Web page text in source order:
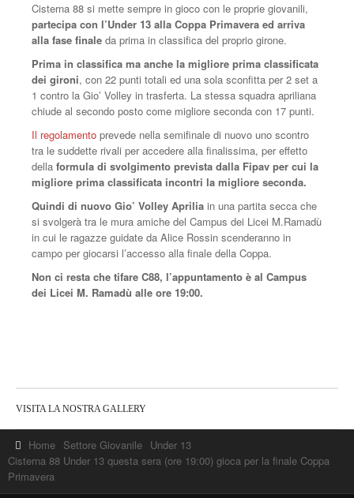
Cisterna 88 si mette sempre in gioco con le proprie giovanili,
partecipa con l’Under 13 alla Coppa Primavera ed arriva
alla fase finale da prima in classifica del proprio girone.
Prima in classifica ma anche la migliore prima classificata
dei gironi, con 22 punti totali ed una sola sconfitta per 2 set a
1 contro la Gio’ Volley in trasferta. La stessa squadra apriliana
chiude al secondo posto come migliore seconda con 17 punti.
Il regolamento prevede nella semifinale di nuovo uno scontro
tra le suddette rivali per accedere alla finalissima, per effetto
della formula di svolgimento prevista dalla Fipav per cui la
migliore prima classificata incontri la migliore seconda.
Quindi di nuovo Gio’ Volley Aprilia in una partita secca che
si svolgerà tra le mura amiche del Campus dei Licei M.Ramadù
in cui le ragazze guidate da Alice Rossin scenderanno in
campo per giocarsi l’accesso alla finale della Coppa.
Non ci resta che tifare C88, l’appuntamento è al Campus
dei Licei M. Ramadù alle ore 19:00.
VISITA LA NOSTRA GALLERY
Home Settore Giovanile Under 13
Cisterna 88 Under 13 questa sera (ore 19:00) gioca per la finale Coppa
Primavera